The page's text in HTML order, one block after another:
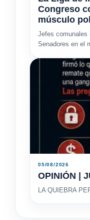
Congreso
músculo
Jefes comunales
Senadores en el
05/08/2026
OPINIÓN |
LA QUIEBRA